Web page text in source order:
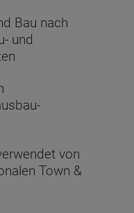
Bau nach
und
von
Town &